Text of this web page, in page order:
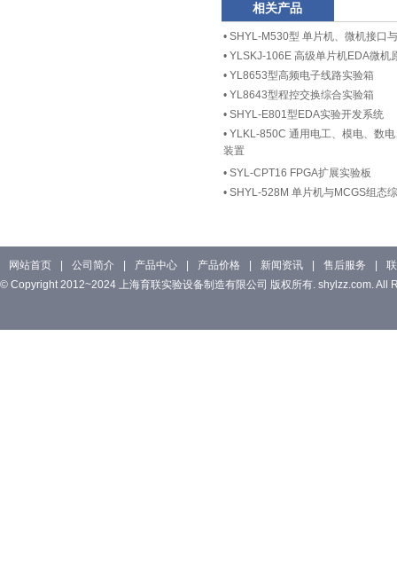
相关产品
• SHYL-M530型 单片机、微机接口
• YLSKJ-106E 高级单片机EDA微机
• YL8653型高频电子线路实验箱
• YL8643型程控交换综合实验箱
• SHYL-E801型EDA实验开发系统
• YLKL-850C 通用电工、模电、数
装置
• SYL-CPT16 FPGA扩展实验板
• SHYL-528M 单片机与MCGS组态
网站首页 公司简介 产品中心 产品价格 新闻资讯 售后服务
© Copyright 2012~2024 上海育联实验设备制造有限公司 版权所有. shylzz.com. All